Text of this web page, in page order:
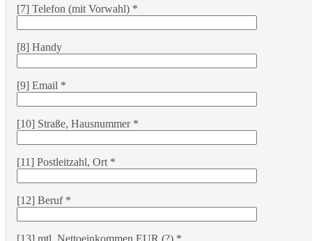
[7] Telefon (mit Vorwahl) *
[8] Handy
[9] Email *
[10] Straße, Hausnummer *
[11] Postleitzahl, Ort *
[12] Beruf *
[13] mtl. Nettoeinkommen EUR (?) *